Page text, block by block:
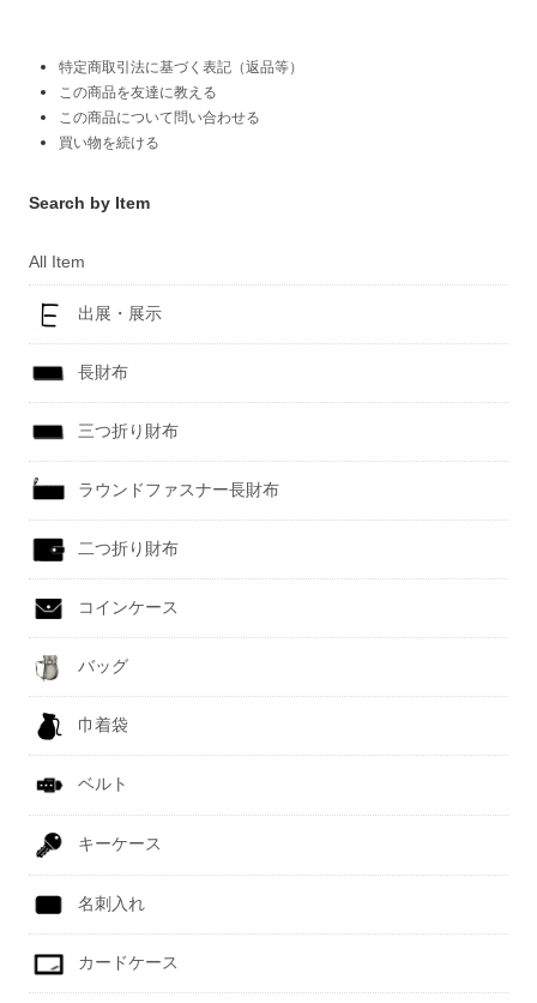
特定商取引法に基づく表記（返品等）
この商品を友達に教える
この商品について問い合わせる
買い物を続ける
Search by Item
All Item
出展・展示
長財布
三つ折り財布
ラウンドファスナー長財布
二つ折り財布
コインケース
バッグ
巾着袋
ベルト
キーケース
名刺入れ
カードケース